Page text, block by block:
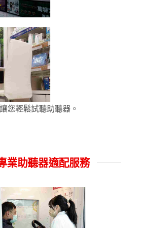
您輕鬆試聽助聽器。
業助聽器適配服務